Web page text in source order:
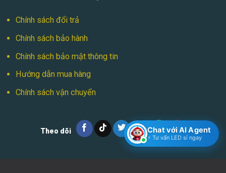
Chính sách đổi trả
Chính sách bảo hành
Chính sách bảo mật thông tin
Hướng dẫn mua hàng
Chính sách vận chuyển
Theo dõi Chat với AI Agent
⚡ Tư vấn LED sỉ ngay